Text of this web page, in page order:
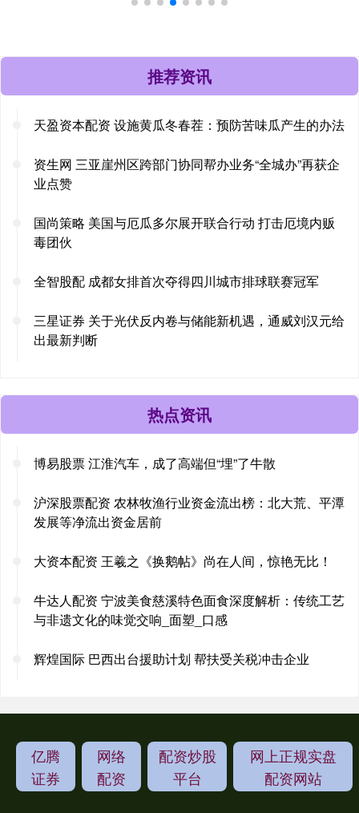
推荐资讯
天盈资本配资 设施黄瓜冬春茬：预防苦味瓜产生的办法
资生网 三亚崖州区跨部门协同帮办业务“全城办”再获企
业点赞
国尚策略 美国与厄瓜多尔展开联合行动 打击厄境内贩
毒团伙
全智股配 成都女排首次夺得四川城市排球联赛冠军
三星证券 关于光伏反内卷与储能新机遇，通威刘汉元给
出最新判断
热点资讯
博易股票 江淮汽车，成了高端但“埋”了牛散
沪深股票配资 农林牧渔行业资金流出榜：北大荒、平潭
发展等净流出资金居前
大资本配资 王羲之《换鹅帖》尚在人间，惊艳无比！
牛达人配资 宁波美食慈溪特色面食深度解析：传统工艺
与非遗文化的味觉交响_面塑_口感
辉煌国际 巴西出台援助计划 帮扶受关税冲击企业
亿腾
证券
网络
配资
配资炒股
平台
网上正规实盘
配资网站